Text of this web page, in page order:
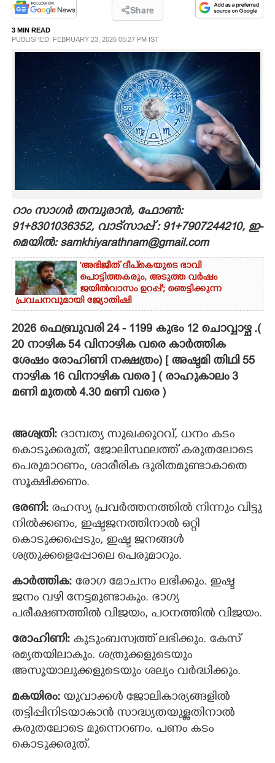
PHOTOS
LIFESTYLE
INFO+
ART
ASTRO
CARTOONS
LITERATURE
ZOOM
CONTACT US
Share
3 MIN READ
PUBLISHED: FEBRUARY 23, 2026 05:27 PM IST
റാം സാഗർ തമ്പുരാൻ, ഫോൺ:
91+8301036352, വാട്സാപ്പ് : 91+7907244210, ഇ-
മെയിൽ: samkhiyarathnam@gmail.com
'അഭിജീത് ദീപ്‌കെയുടെ ഭാവി
പൊട്ടിത്തകരും, അടുത്ത വർഷം
ജയിൽവാസം ഉറപ്പ്'; ഞെട്ടിക്കുന്ന
പ്രവചനവുമായി ജ്യോതിഷി
2026 ഫെബ്രുവരി 24 - 1199 കുഭം 12 ചൊവ്വാഴ്ച .(
20 നാഴിക 54 വിനാഴിക വരെ കാർത്തിക
ശേഷം രോഹിണി നക്ഷത്രം) [ അഷ്ടമി തിഥി 55
നാഴിക 16 വിനാഴിക വരെ ] ( രാഹുകാലം 3
മണി മുതൽ 4.30 മണി വരെ )
അശ്വതി: ദാമ്പത്യ സുഖക്കുറവ്, ധനം കടം
കൊടുക്കരുത്, ജോലിസ്ഥലത്ത് കരുതലോടെ
പെരുമാറണം, ശാരീരിക ദുരിതമുണ്ടാകാതെ
സൂക്ഷിക്കണം.
ഭരണി: രഹസ്യ പ്രവര്‍ത്തനത്തില്‍ നിന്നും വിട്ടു
നില്‍ക്കണം, ഇഷ്ടജനത്തിനാൽ ഒറ്റി
കൊടുക്കപ്പെടും, ഇഷ്ട ജനങ്ങള്‍
ശത്രുക്കളെപ്പോലെ പെരുമാറും.
കാര്‍ത്തിക: രോഗ മോചനം ലഭിക്കും. ഇഷ്ട
ജനം വഴി നേട്ടമുണ്ടാകും. ഭാഗ്യ
പരീക്ഷണത്തില്‍ വിജയം, പഠനത്തില്‍ വിജയം.
രോഹിണി: കുടുംബസ്വത്ത് ലഭിക്കും. കേസ്
രമ്യതയിലാകും. ശത്രുക്കളുടെയും
അസൂയാലുക്കളുടെയും ശല്യം വര്‍ദ്ധിക്കും.
മകയിരം: യുവാക്കള്‍ ജോലികാര്യങ്ങളില്‍
തട്ടിപ്പിനിടയാകാന്‍ സാദ്ധ്യതയുള്ളതിനാല്‍
കരുതലോടെ മുന്നെറണം. പണം കടം
കൊടുക്കരുത്.